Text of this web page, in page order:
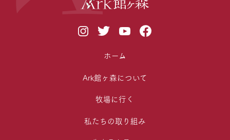
ホーム
Ark館ヶ森について
牧場に行く
私たちの取り組み